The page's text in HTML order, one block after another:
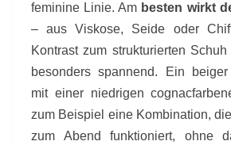
feminine Linie. Am besten wirkt
– aus Viskose, Seide oder
Kontrast zum strukturierten
besonders spannend. Ein
mit einer niedrigen
zum Beispiel eine Kombination,
zum Abend funktioniert, ohne